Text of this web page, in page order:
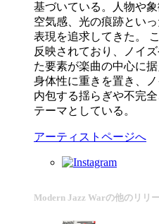
基づいている。人物や
空気感、光の痕跡とい
表現を追求してきた。
反映されており、ノイ
た要素が楽曲の中心に
身体性に重きを置き、
内包する揺らぎや不完
テーマとしている。
アーティストページへ
Modern Jazz Warの他のリリ